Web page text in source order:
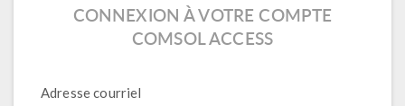
CONNEXION À VOTRE COMPTE
COMSOL ACCESS
Adresse courriel